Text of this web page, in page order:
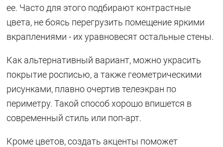
ее. Часто для этого подбирают контрастные
цвета, не боясь перегрузить помещение яркими
вкраплениями - их уравновесят остальные стены.
Как альтернативный вариант, можно украсить
покрытие росписью, а также геометрическими
рисунками, плавно очертив телеэкран по
периметру. Такой способ хорошо впишется в
современный стиль или поп-арт.
Кроме цветов, создать акценты поможет